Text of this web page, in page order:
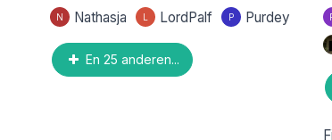
N Nathasja L LordPalf P Purdey
En 25 anderen...